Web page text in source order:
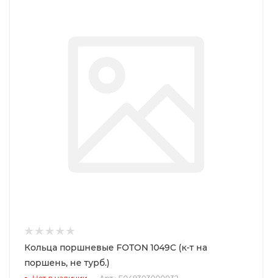
Кольца поршневые FOTON 1049С (к-т на
поршень, не турб.)